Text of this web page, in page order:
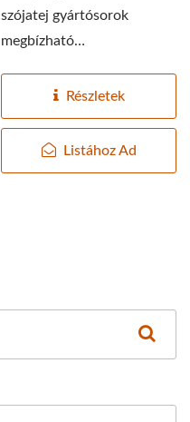
szójatej gyártósorok
megbízható
szabályozzák...Részletek
Listához Ad